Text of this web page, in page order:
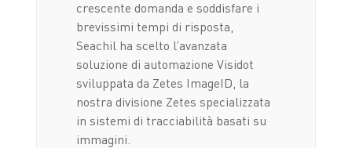
crescente domanda e soddisfare i
brevissimi tempi di risposta,
Seachil ha scelto l’avanzata
soluzione di automazione Visidot
sviluppata da Zetes ImageID, la
nostra divisione Zetes specializzata
in sistemi di tracciabilità basati su
immagini.